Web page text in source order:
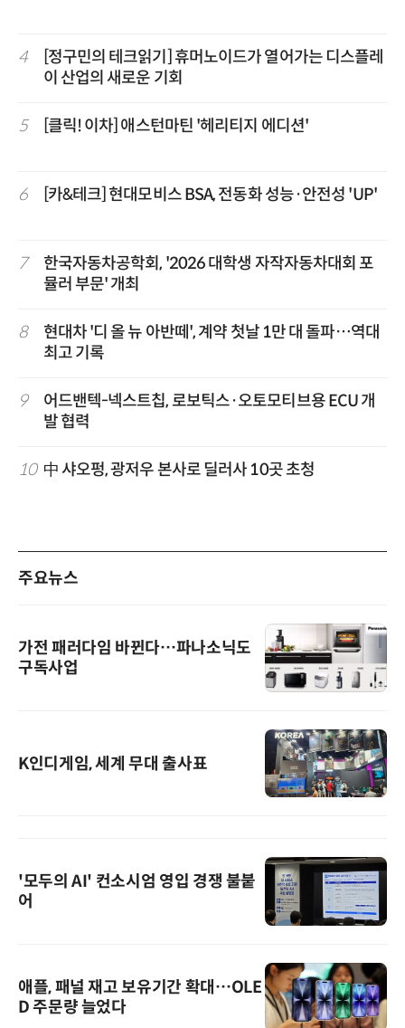
4
[정구민의 테크읽기] 휴머노이드가 열어가는 디스플레
이 산업의 새로운 기회
5 [클릭! 이차] 애스턴마틴 '헤리티지 에디션'
6 [카&테크] 현대모비스 BSA, 전동화 성능·안전성 'UP'
7
한국자동차공학회, '2026 대학생 자작자동차대회 포
뮬러 부문' 개최
8
현대차 '디 올 뉴 아반떼', 계약 첫날 1만 대 돌파…역대
최고 기록
9
어드밴텍-넥스트칩, 로보틱스·오토모티브용 ECU 개
발 협력
10 中 샤오펑, 광저우 본사로 딜러사 10곳 초청
주요뉴스
가전 패러다임 바뀐다…파나소닉도
구독사업
K인디게임, 세계 무대 출사표
'모두의 AI' 컨소시엄 영입 경쟁 불붙
어
애플, 패널 재고 보유기간 확대…OLE
D 주문량 늘었다